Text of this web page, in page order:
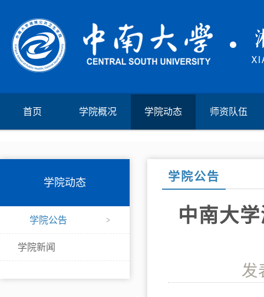
首页 学院概况 学院动态 师资队伍
学院动态
学院公告
学院新闻
学院公告
中南大
发